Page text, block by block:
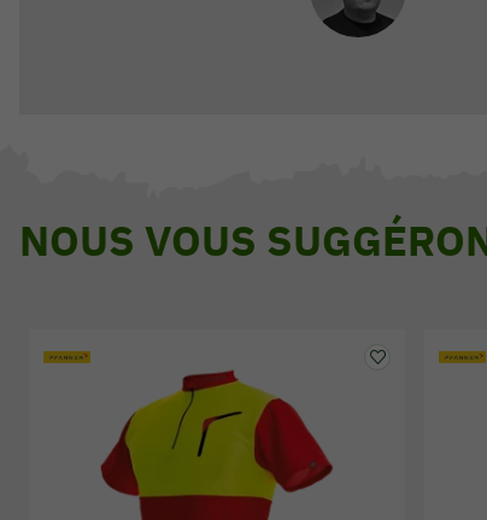
NOUS VOUS